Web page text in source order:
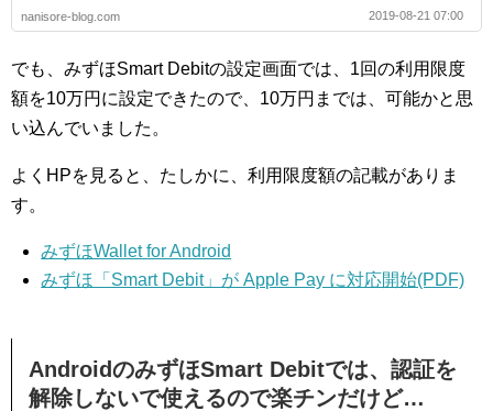
nanisore-blog.com
2019-08-21 07:00
でも、みずほSmart Debitの設定画面では、1回の利用限度
額を10万円に設定できたので、10万円までは、可能かと思
い込んでいました。
よくHPを見ると、たしかに、利用限度額の記載がありま
す。
みずほWallet for Android
みずほ「Smart Debit」が Apple Pay に対応開始(PDF)
AndroidのみずほSmart Debitでは、認証を
解除しないで使えるので楽チンだけど…